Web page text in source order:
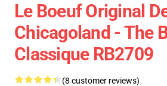
Le Boeuf Original
Chicagoland - The
Classique RB2709
(8 customer reviews)